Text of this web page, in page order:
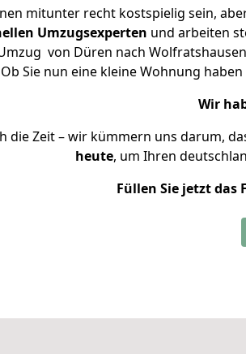
mitunter recht kostspielig sein,
Umzugsexperten und arbeiten
von Düren nach
Ob Sie nun eine kleine Wohnung
Wir
die Zeit – wir kümmern uns darum,
heute, um Ihren
Füllen Sie jetzt das